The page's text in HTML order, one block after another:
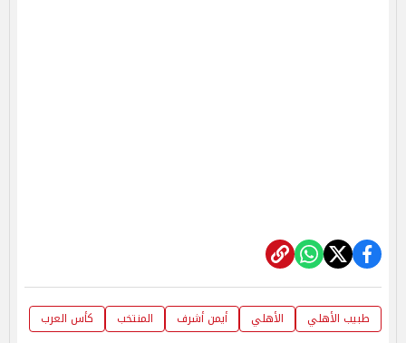
طبيب الأهلي الأهلي أيمن أشرف المنتخب كأس العرب